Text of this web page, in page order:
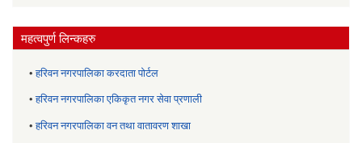
महत्वपुर्ण लिन्कहरु
•हरिवन नगरपालिका करदाता पोर्टल
•हरिवन नगरपालिका एकिकृत नगर सेवा प्रणाली
•हरिवन नगरपालिका वन तथा वातावरण शाखा